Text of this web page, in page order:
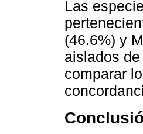
Las
(46.6%) y
aislados
comparar